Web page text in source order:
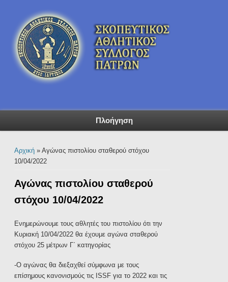
Πλοήγηση
Είστε εδώ
Αρχική» Αγώνας πιστολίου σταθερού στόχου
10/04/2022
Αγώνας πιστολίου σταθερού
στόχου 10/04/2022
Ενημερώνουμε τους αθλητές του πιστολίου ότι την
Κυριακή 10/04/2022 θα έχουμε αγώνα σταθερού
στόχου 25 μέτρων Γ΄ κατηγορίας
-Ο αγώνας θα διεξαχθεί σύμφωνα με τους
επίσημους κανονισμούς τις ISSF για το 2022 και τις